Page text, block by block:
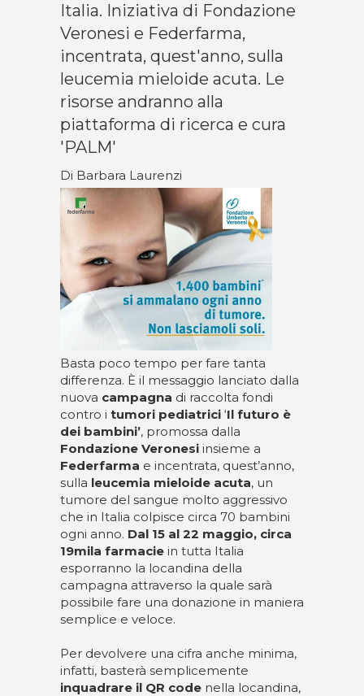
Italia. Iniziativa di Fondazione
Veronesi e Federfarma,
incentrata, quest'anno, sulla
leucemia mieloide acuta. Le
risorse andranno alla
piattaforma di ricerca e cura
'PALM'
Di Barbara Laurenzi
Basta poco tempo per fare tanta
differenza. È il messaggio lanciato dalla
nuova campagna di raccolta fondi
contro i tumori pediatrici ‘Il futuro è
dei bambini’, promossa dalla
Fondazione Veronesi insieme a
Federfarma e incentrata, quest’anno,
sulla leucemia mieloide acuta, un
tumore del sangue molto aggressivo
che in Italia colpisce circa 70 bambini
ogni anno. Dal 15 al 22 maggio, circa
19mila farmacie in tutta Italia
esporranno la locandina della
campagna attraverso la quale sarà
possibile fare una donazione in maniera
semplice e veloce.
Per devolvere una cifra anche minima,
infatti, basterà semplicemente
inquadrare il QR code nella locandina,